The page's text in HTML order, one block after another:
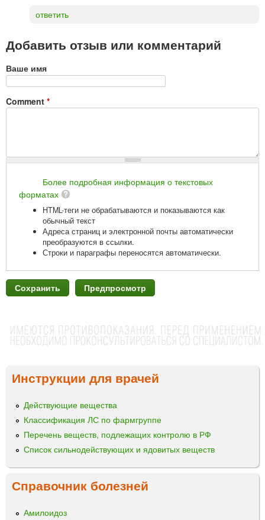
ответить
Добавить отзыв или комментарий
Ваше имя
Comment *
Более подробная информация о текстовых
форматах
HTML-теги не обрабатываются и показываются как
обычный текст
Адреса страниц и электронной почты автоматически
преобразуются в ссылки.
Строки и параграфы переносятся автоматически.
Инструкции для врачей
Действующие вещества
Классификация ЛС по фармгруппе
Перечень веществ, подлежащих контролю в РФ
Список сильнодействующих и ядовитых веществ
Справочник болезней
Амилоидоз